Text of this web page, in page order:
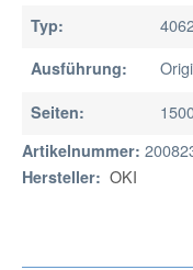
Typ:
Ausführung:
Seiten:
Artikelnummer:
Hersteller: OKI